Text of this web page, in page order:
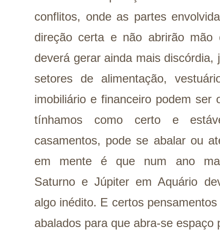
conflitos, onde as partes
direção certa e não abrirão
deverá gerar ainda mais
setores de alimentação,
imobiliário e financeiro podem
tínhamos como certo e
casamentos, pode se abalar ou
em mente é que num ano
Saturno e Júpiter em Aquário
algo inédito. E certos
abalados para que abra-se